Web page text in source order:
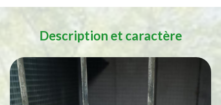
Description et caractère